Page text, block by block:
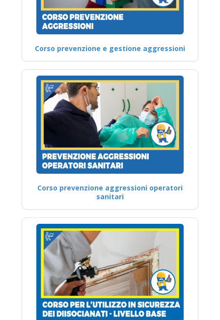
Corso prevenzione e gestione aggressioni
Corso prevenzione aggressioni operatori
sanitari